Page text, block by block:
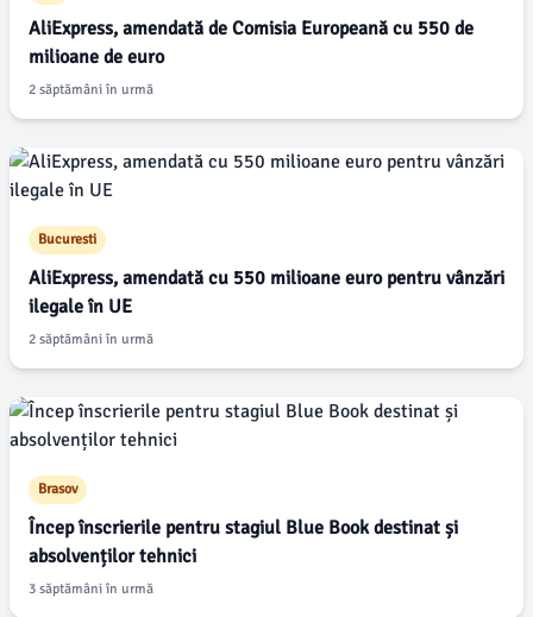
AliExpress, amendată de Comisia Europeană cu 550 de
milioane de euro
2 săptămâni în urmă
Bucuresti
AliExpress, amendată cu 550 milioane euro pentru vânzări
ilegale în UE
2 săptămâni în urmă
Brasov
Încep înscrierile pentru stagiul Blue Book destinat și
absolvenților tehnici
3 săptămâni în urmă